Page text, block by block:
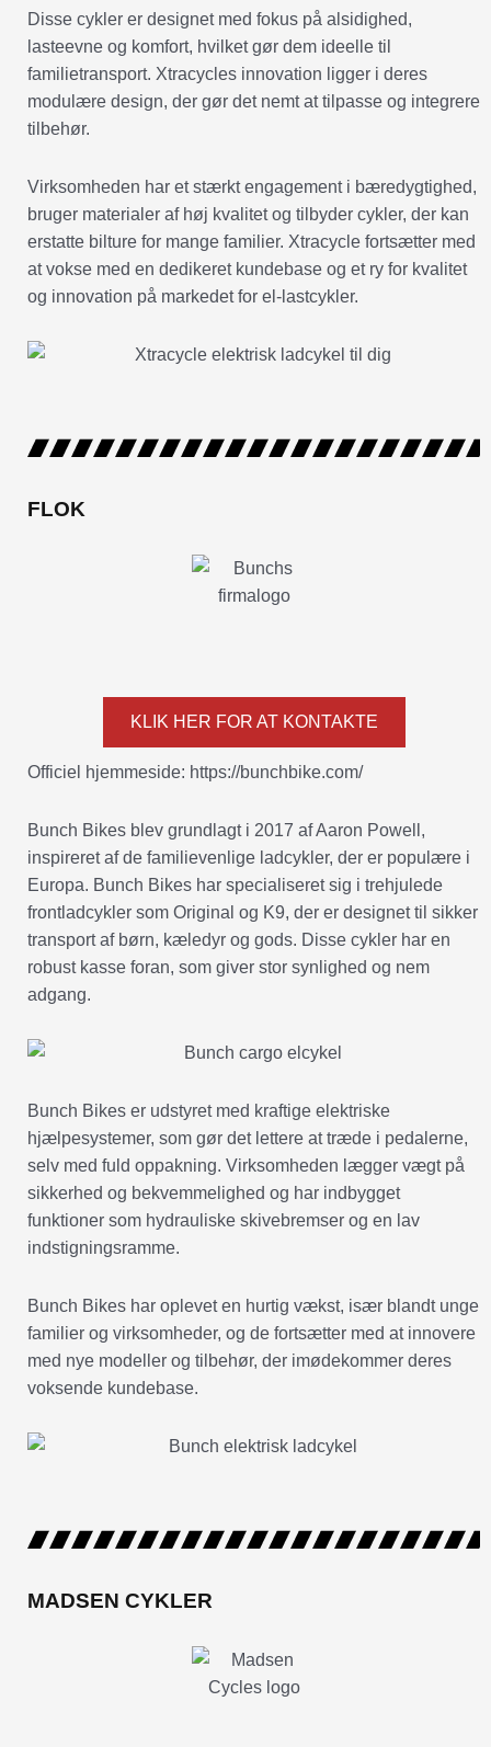
Disse cykler er designet med fokus på alsidighed,
lasteevne og komfort, hvilket gør dem ideelle til
familietransport. Xtracycles innovation ligger i deres
modulære design, der gør det nemt at tilpasse og integrere
tilbehør.
Virksomheden har et stærkt engagement i bæredygtighed,
bruger materialer af høj kvalitet og tilbyder cykler, der kan
erstatte bilture for mange familier. Xtracycle fortsætter med
at vokse med en dedikeret kundebase og et ry for kvalitet
og innovation på markedet for el-lastcykler.
FLOK
KLIK HER FOR AT KONTAKTE
Officiel hjemmeside: https://bunchbike.com/
Bunch Bikes blev grundlagt i 2017 af Aaron Powell,
inspireret af de familievenlige ladcykler, der er populære i
Europa. Bunch Bikes har specialiseret sig i trehjulede
frontladcykler som Original og K9, der er designet til sikker
transport af børn, kæledyr og gods. Disse cykler har en
robust kasse foran, som giver stor synlighed og nem
adgang.
Bunch Bikes er udstyret med kraftige elektriske
hjælpesystemer, som gør det lettere at træde i pedalerne,
selv med fuld oppakning. Virksomheden lægger vægt på
sikkerhed og bekvemmelighed og har indbygget
funktioner som hydrauliske skivebremser og en lav
indstigningsramme.
Bunch Bikes har oplevet en hurtig vækst, især blandt unge
familier og virksomheder, og de fortsætter med at innovere
med nye modeller og tilbehør, der imødekommer deres
voksende kundebase.
MADSEN CYKLER